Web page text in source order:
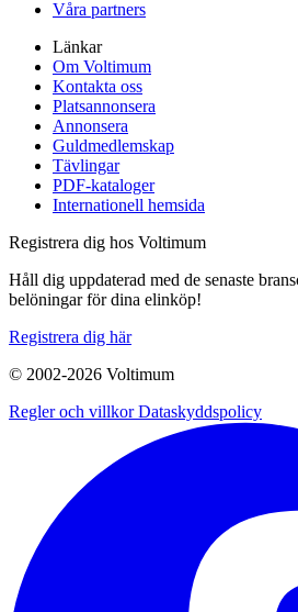
Våra partners
Länkar
Om Voltimum
Kontakta oss
Platsannonsera
Annonsera
Guldmedlemskap
Tävlingar
PDF-kataloger
Internationell hemsida
Registrera dig hos Voltimum
Håll dig uppdaterad med de senaste
belöningar för dina elinköp!
Registrera dig här
© 2002-2026 Voltimum
Regler och villkorDataskyddspolicy